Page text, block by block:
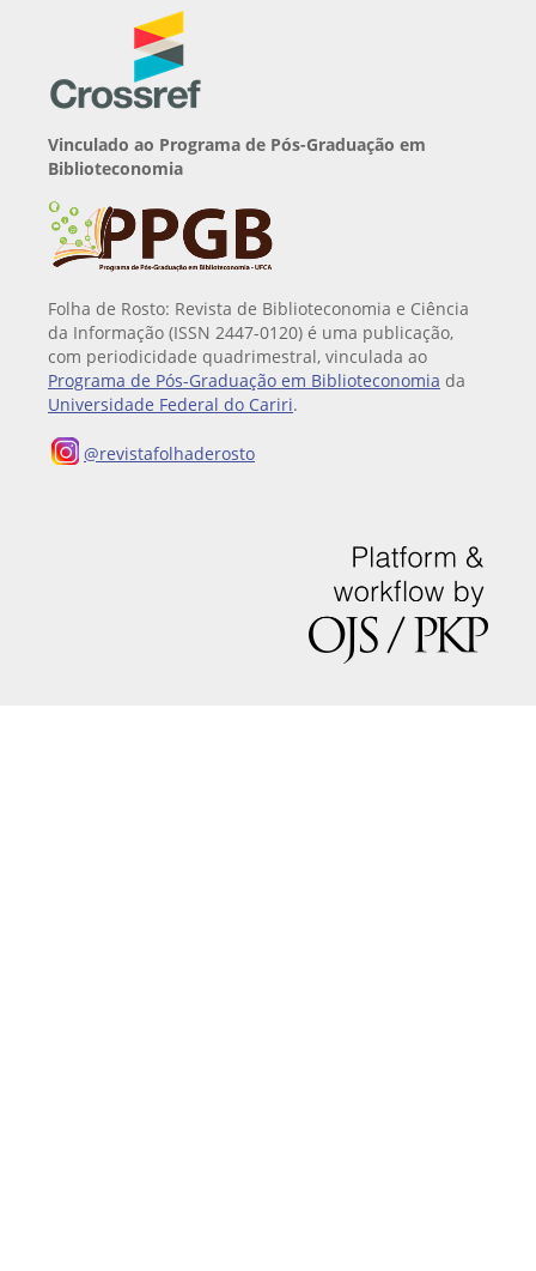
Vinculado ao Programa de Pós-Graduação em
Biblioteconomia
Folha de Rosto: Revista de Biblioteconomia e Ciência
da Informação (ISSN 2447-0120) é uma publicação,
com periodicidade quadrimestral, vinculada ao
Programa de Pós-Graduação em Biblioteconomia da
Universidade Federal do Cariri.
@revistafolhaderosto